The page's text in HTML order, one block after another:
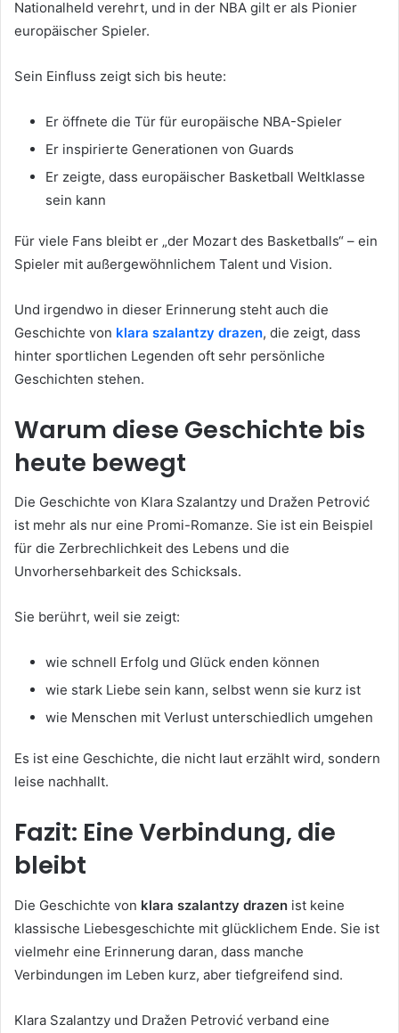
Nationalheld verehrt, und in der NBA gilt er als Pionier
europäischer Spieler.
Sein Einfluss zeigt sich bis heute:
Er öffnete die Tür für europäische NBA-Spieler
Er inspirierte Generationen von Guards
Er zeigte, dass europäischer Basketball Weltklasse
sein kann
Für viele Fans bleibt er „der Mozart des Basketballs“ – ein
Spieler mit außergewöhnlichem Talent und Vision.
Und irgendwo in dieser Erinnerung steht auch die
Geschichte von klara szalantzy drazen, die zeigt, dass
hinter sportlichen Legenden oft sehr persönliche
Geschichten stehen.
Warum diese Geschichte bis
heute bewegt
Die Geschichte von Klara Szalantzy und Dražen Petrović
ist mehr als nur eine Promi-Romanze. Sie ist ein Beispiel
für die Zerbrechlichkeit des Lebens und die
Unvorhersehbarkeit des Schicksals.
Sie berührt, weil sie zeigt:
wie schnell Erfolg und Glück enden können
wie stark Liebe sein kann, selbst wenn sie kurz ist
wie Menschen mit Verlust unterschiedlich umgehen
Es ist eine Geschichte, die nicht laut erzählt wird, sondern
leise nachhallt.
Fazit: Eine Verbindung, die
bleibt
Die Geschichte von klara szalantzy drazen ist keine
klassische Liebesgeschichte mit glücklichem Ende. Sie ist
vielmehr eine Erinnerung daran, dass manche
Verbindungen im Leben kurz, aber tiefgreifend sind.
Klara Szalantzy und Dražen Petrović verband eine